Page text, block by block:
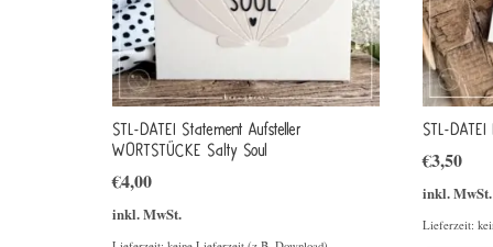
STL-DATEI Statement Aufsteller
WORTSTÜCKE Salty Soul
€4,00
inkl. MwSt.
STL-
€3,50
inkl. MwSt.
Lieferzeit: